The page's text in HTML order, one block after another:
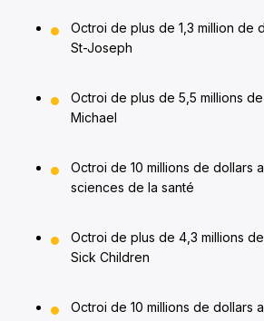
Octroi de plus de 1,3 million de
St-Joseph
Octroi de plus de 5,5 millions de
Michael
Octroi de 10 millions de dollars
sciences de la santé
Octroi de plus de 4,3 millions
Sick Children
Octroi de 10 millions de dollars